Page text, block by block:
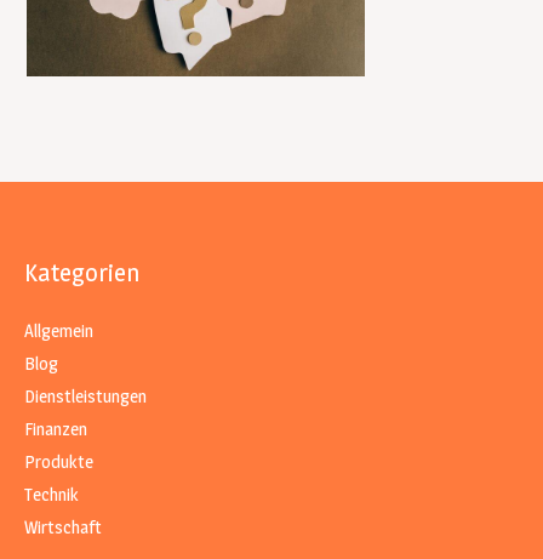
Kategorien
Allgemein
Blog
Dienstleistungen
Finanzen
Produkte
Technik
Wirtschaft